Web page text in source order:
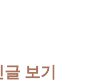
보기